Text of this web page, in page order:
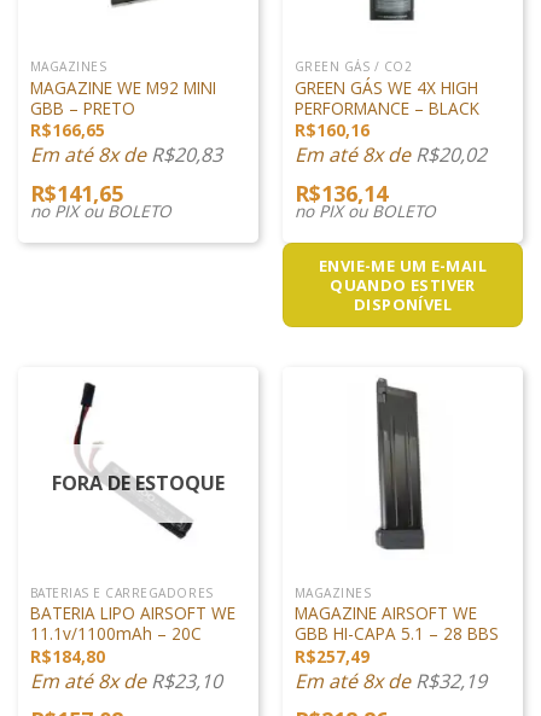
MAGAZINES
MAGAZINE WE M92 MINI
GBB – PRETO
R$166,65
Em até 8x deR$20,83
R$141,65
no PIX ou BOLETO
GREEN GÁS / CO2
GREEN GÁS WE 4X HIGH
PERFORMANCE – BLACK
R$160,16
Em até 8x deR$20,02
R$136,14
no PIX ou BOLETO
ENVIE-ME UM E-MAIL
QUANDO ESTIVER
DISPONÍVEL
FORA DE ESTOQUE
BATERIAS E CARREGADORES
BATERIA LIPO AIRSOFT WE
11.1v/1100mAh – 20C
R$184,80
Em até 8x deR$23,10
MAGAZINES
MAGAZINE AIRSOFT WE
GBB HI-CAPA 5.1 – 28 BBS
R$257,49
Em até 8x deR$32,19